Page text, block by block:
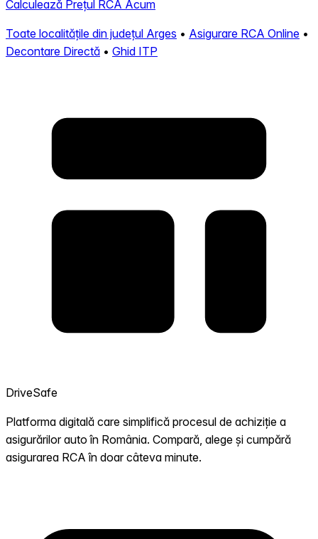
Calculează Prețul RCA Acum
Toate localitățile din județul Arges • Asigurare RCA Online •
Decontare Directă • Ghid ITP
DriveSafe
Platforma digitală care simplifică procesul de achiziție a
asigurărilor auto în România. Compară, alege și cumpără
asigurarea RCA în doar câteva minute.